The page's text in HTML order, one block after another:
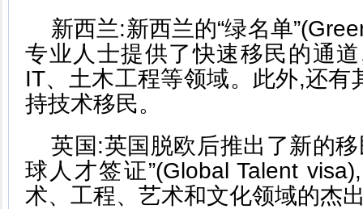
新西兰:新西兰的“绿名单
专业人士提供了快速移民的通
IT、土木工程等领域。此外,还有
持技术移民。
英国:英国脱欧后推出了新的
球人才签证”(Global Talent
术、工程、艺术和文化领域的杰